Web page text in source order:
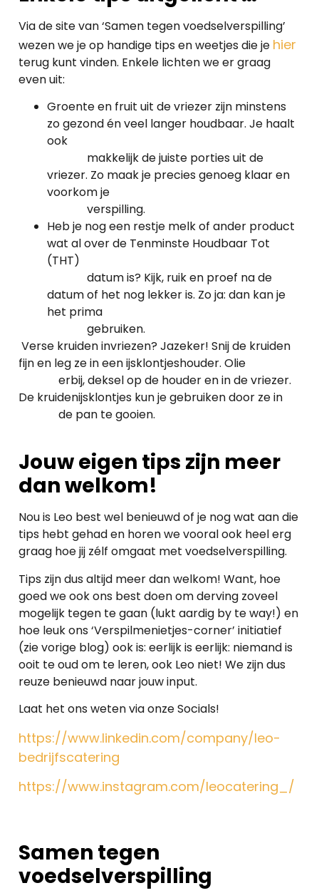
Via de site van ‘Samen tegen voedselverspilling’
wezen we je op handige tips en weetjes die je hier
terug kunt vinden. Enkele lichten we er graag
even uit:
Groente en fruit uit de vriezer zijn minstens
zo gezond én veel langer houdbaar. Je haalt
ook
makkelijk de juiste porties uit de
vriezer. Zo maak je precies genoeg klaar en
voorkom je
verspilling.
Heb je nog een restje melk of ander product
wat al over de Tenminste Houdbaar Tot
(THT)
datum is? Kijk, ruik en proef na de
datum of het nog lekker is. Zo ja: dan kan je
het prima
gebruiken.
Verse kruiden invriezen? Jazeker! Snij de kruiden
fijn en leg ze in een ijsklontjeshouder. Olie
erbij, deksel op de houder en in de vriezer.
De kruidenijsklontjes kun je gebruiken door ze in
de pan te gooien.
Jouw eigen tips zijn meer
dan welkom!
Nou is Leo best wel benieuwd of je nog wat aan die
tips hebt gehad en horen we vooral ook heel erg
graag hoe jij zélf omgaat met voedselverspilling.
Tips zijn dus altijd meer dan welkom! Want, hoe
goed we ook ons best doen om derving zoveel
mogelijk tegen te gaan (lukt aardig by te way!) en
hoe leuk ons ‘Verspilmenietjes-corner’ initiatief
(zie vorige blog) ook is: eerlijk is eerlijk: niemand is
ooit te oud om te leren, ook Leo niet! We zijn dus
reuze benieuwd naar jouw input.
Laat het ons weten via onze Socials!
https://www.linkedin.com/company/leo-
bedrijfscatering
https://www.instagram.com/leocatering_/
Samen tegen
voedselverspilling